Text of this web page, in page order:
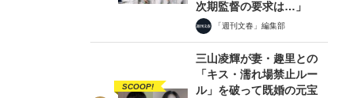
次期監督の要求は…」
「週刊文春」編集部
SCOOP!
三山凌輝が妻・趣里との
「キス・濡れ場禁止ルー
ル」を破って既婚の元宝